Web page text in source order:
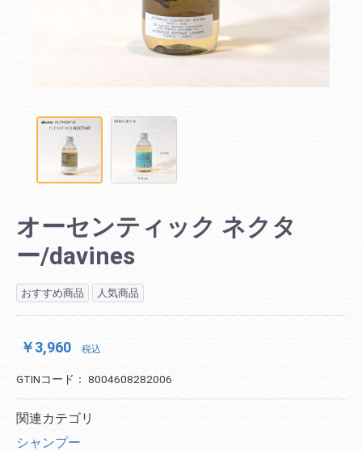
オーセンティック ネクタ
ー/davines
おすすめ商品 人気商品
￥3,960 税込
GTINコード： 8004608282006
関連カテゴリ
シャンプー